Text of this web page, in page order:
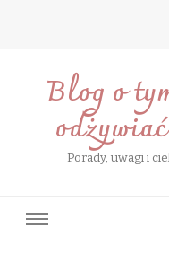
Blog o
Porady, uwagi i